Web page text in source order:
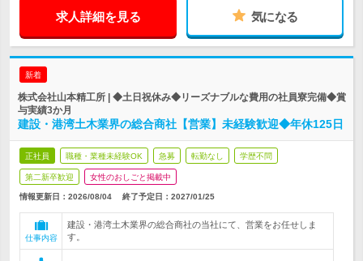
求人詳細を見る 気になる
新着
株式会社山本精工所 | ◆土日祝休み◆リーズナブルな費用の社員寮完備◆賞
与実績3か月
建設・港湾土木業界の総合商社【営業】未経験歓迎◆年休125日
正社員 職種・業種未経験OK 急募 転勤なし 学歴不問
第二新卒歓迎 女性のおしごと掲載中
情報更新日：2026/08/04 終了予定日： 2027/01/25
仕事内容
建設・港湾土木業界の総合商社の当社にて、営業をお任せしま
す。